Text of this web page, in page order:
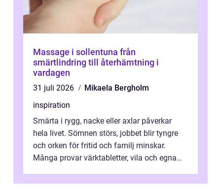
Massage i sollentuna från
smärtlindring till återhämtning i
vardagen
31 juli 2026
Mikaela Bergholm
inspiration
Smärta i rygg, nacke eller axlar påverkar
hela livet. Sömnen störs, jobbet blir tyngre
och orken för fritid och familj minskar.
Många provar värktabletter, vila och egna